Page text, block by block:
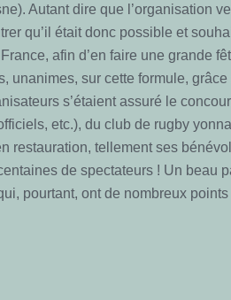
Autant dire que l’organisation
qu’il était donc possible et
afin d’en faire une grande
unanimes, sur cette formule,
s’étaient assuré le
etc.), du club de rugby
restauration, tellement ses
de spectateurs ! Un beau
pourtant, ont de nombreux